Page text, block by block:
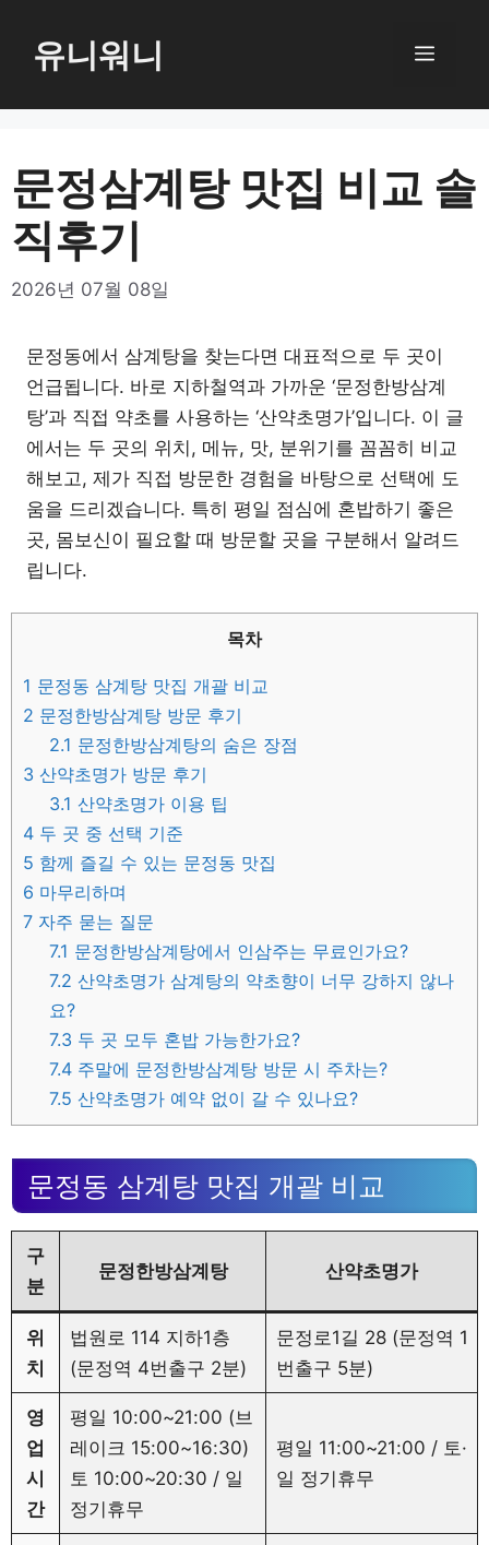
로
뛰
기
유니워니 메
문정삼계탕 맛집 비교 솔
직후기
2026년 07월 08일
문정동에서 삼계탕을 찾는다면 대표적으로 두 곳이
언급됩니다. 바로 지하철역과 가까운 ‘문정한방삼계
탕’과 직접 약초를 사용하는 ‘산약초명가’입니다. 이 글
에서는 두 곳의 위치, 메뉴, 맛, 분위기를 꼼꼼히 비교
해보고, 제가 직접 방문한 경험을 바탕으로 선택에 도
움을 드리겠습니다. 특히 평일 점심에 혼밥하기 좋은
곳, 몸보신이 필요할 때 방문할 곳을 구분해서 알려드
립니다.
목차
1 문정동 삼계탕 맛집 개괄 비교
2 문정한방삼계탕 방문 후기
2.1 문정한방삼계탕의 숨은 장점
3 산약초명가 방문 후기
3.1 산약초명가 이용 팁
4 두 곳 중 선택 기준
5 함께 즐길 수 있는 문정동 맛집
6 마무리하며
7 자주 묻는 질문
7.1 문정한방삼계탕에서 인삼주는 무료인가요?
7.2 산약초명가 삼계탕의 약초향이 너무 강하지 않나
요?
7.3 두 곳 모두 혼밥 가능한가요?
7.4 주말에 문정한방삼계탕 방문 시 주차는?
7.5 산약초명가 예약 없이 갈 수 있나요?
문정동 삼계탕 맛집 개괄 비교
구
분
문정한방삼계탕 산약초명가
위
치
법원로 114 지하1층
(문정역 4번출구 2분)
문정로1길 28 (문정역 1
번출구 5분)
영
업
시
간
평일 10:00~21:00 (브
레이크 15:00~16:30)
토 10:00~20:30 / 일
정기휴무
평일 11:00~21:00 / 토·
일 정기휴무